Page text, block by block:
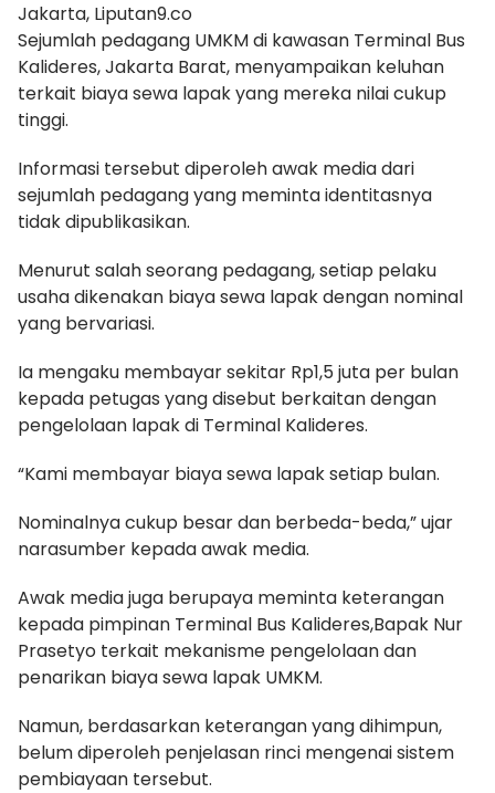
Jakarta, Liputan9.co
Sejumlah pedagang UMKM di kawasan Terminal Bus
Kalideres, Jakarta Barat, menyampaikan keluhan
terkait biaya sewa lapak yang mereka nilai cukup
tinggi.
Informasi tersebut diperoleh awak media dari
sejumlah pedagang yang meminta identitasnya
tidak dipublikasikan.
Menurut salah seorang pedagang, setiap pelaku
usaha dikenakan biaya sewa lapak dengan nominal
yang bervariasi.
Ia mengaku membayar sekitar Rp1,5 juta per bulan
kepada petugas yang disebut berkaitan dengan
pengelolaan lapak di Terminal Kalideres.
“Kami membayar biaya sewa lapak setiap bulan.
Nominalnya cukup besar dan berbeda-beda,” ujar
narasumber kepada awak media.
Awak media juga berupaya meminta keterangan
kepada pimpinan Terminal Bus Kalideres,Bapak Nur
Prasetyo terkait mekanisme pengelolaan dan
penarikan biaya sewa lapak UMKM.
Namun, berdasarkan keterangan yang dihimpun,
belum diperoleh penjelasan rinci mengenai sistem
pembiayaan tersebut.